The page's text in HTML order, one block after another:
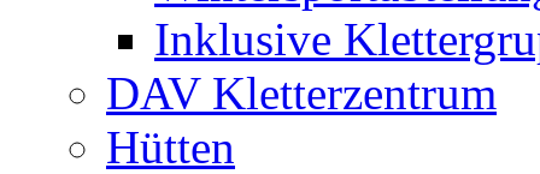
Inklusive
DAV Kletterzentrum
Hütten